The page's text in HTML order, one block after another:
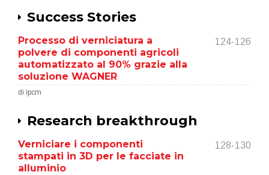
Success Stories
Processo di verniciatura a
polvere di componenti agricoli
automatizzato al 90% grazie alla
soluzione WAGNER
124-126
di ipcm
Research breakthrough
Verniciare i componenti
stampati in 3D per le facciate in
alluminio
128-130